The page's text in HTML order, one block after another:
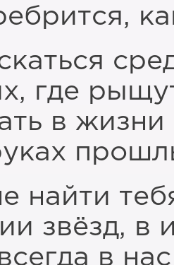
где
в
найти
звёзд, в
в